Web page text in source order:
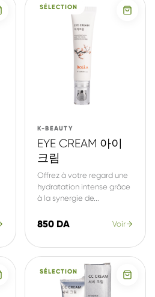
SÉLECTION
K-BEAUTY
EYE CREAM 아이
크림
Offrez à votre regard une
hydratation intense grâce
à la synergie de...
850 DA Voir
SÉLECTION